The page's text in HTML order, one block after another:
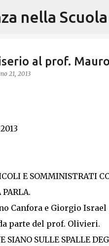
nella Scuola
al prof.
21, 2013
E SOMMINISTRATI
Canfora e Giorgio
parte del prof. Olivieri.
SIANO SULLE SPALLE